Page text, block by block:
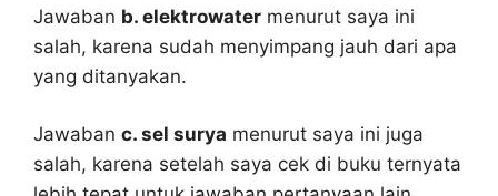
Jawaban b. elektrowater menurut saya ini
salah, karena sudah menyimpang jauh dari apa
yang ditanyakan.
Jawaban c. sel surya menurut saya ini juga
salah, karena setelah saya cek di buku ternyata